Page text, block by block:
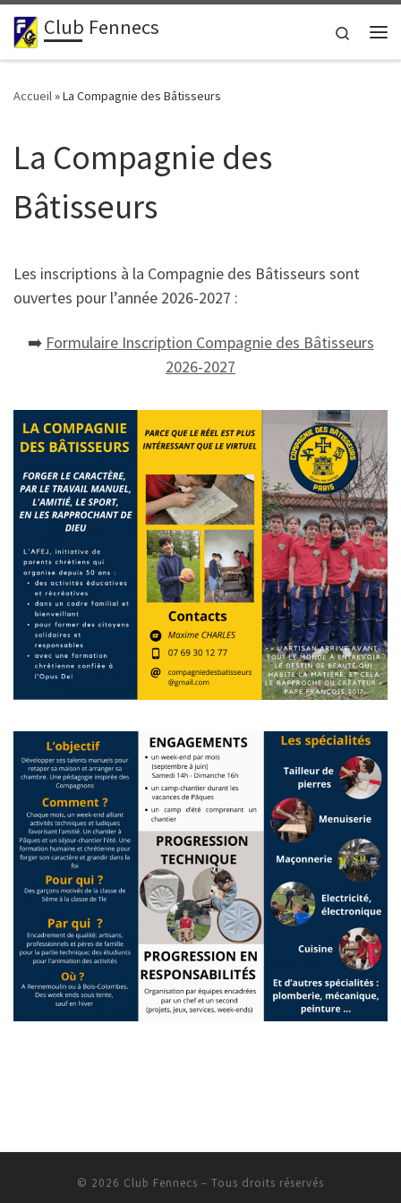
Passer au contenu
Club Fennecs
Search
Accueil»La Compagnie des Bâtisseurs
La Compagnie des
Bâtisseurs
Les inscriptions à la Compagnie des Bâtisseurs sont
ouvertes pour l’année 2026-2027 :
➡️ Formulaire Inscription Compagnie des Bâtisseurs
2026-2027
© 2026 Club Fennecs – Tous droits réservés